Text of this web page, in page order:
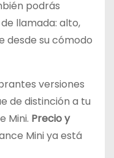
podrás
llamada: alto,
desde su cómodo
versiones
de distinción a tu
Mini. Precio y
Mini ya está